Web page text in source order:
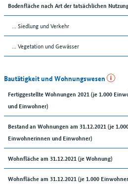
Bodenfläche nach Art der tatsächlichen
… Siedlung und Verkehr
… Vegetation und Gewässer
Bautätigkeit und Wohnungswesen
Fertiggestellte Wohnungen 2021 (je 1.000
und Einwohner)
Bestand an Wohnungen am 31.12.2021 (je
Einwohnerinnen und Einwohner)
Wohnfläche am 31.12.2021 (je Wohnung)
Wohnfläche am 31.12.2021 (je 1.000